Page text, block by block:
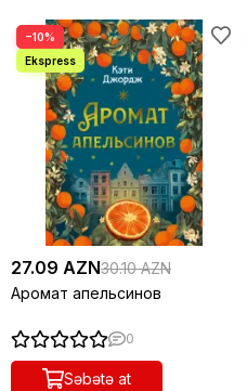
−10%
27.09 AZN30.10 AZN
Аромат апельсинов
0
Səbətə at